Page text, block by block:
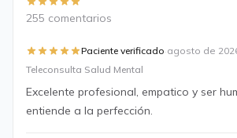
255 comentarios
Paciente verificado·agosto de
Teleconsulta Salud Mental
Excelente profesional, empatico y ser
entiende a la perfección.